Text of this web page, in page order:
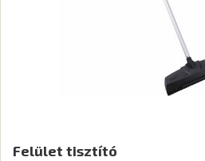
Felület tisztító